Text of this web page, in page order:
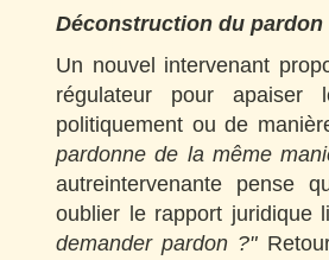
Déconstruction du pardon
Un nouvel intervenant
régulateur pour apaiser
politiquement ou de
pardonne de la même
autreintervenante pense
oublier le rapport juridique
demander pardon ?"